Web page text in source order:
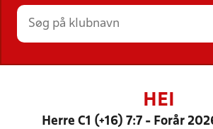
HOLD
HEI
Herre C1 (+16) 7:7 - Forår